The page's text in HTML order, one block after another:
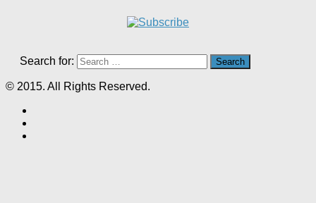
Search for:
© 2015. All Rights Reserved.